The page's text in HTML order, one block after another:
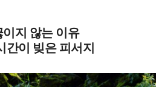
지 않는 이유
간이 빚은 피서지